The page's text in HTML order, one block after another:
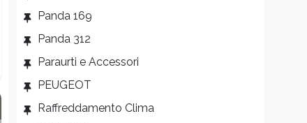
Panda 169
Panda 312
Paraurti e Accessori
PEUGEOT
Raffreddamento Clima